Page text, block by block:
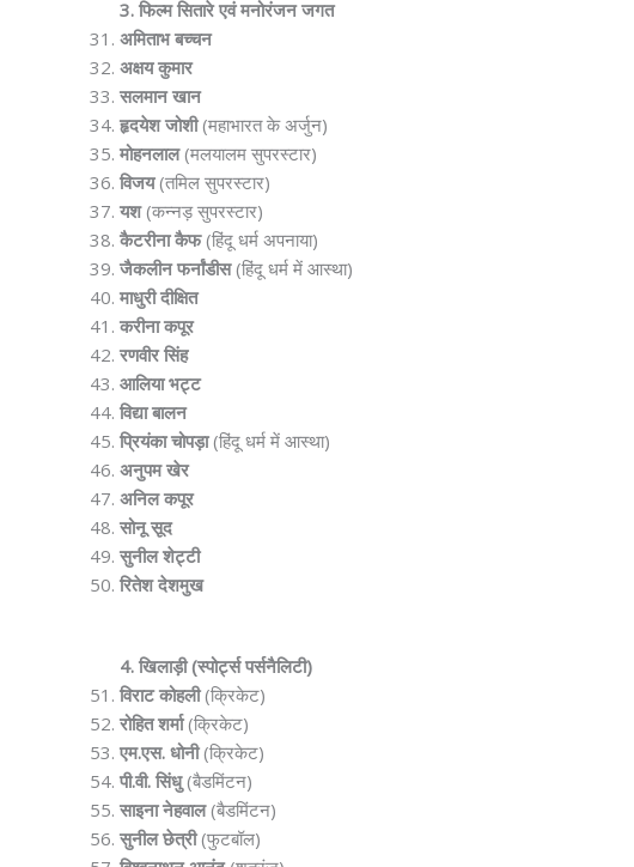
3. फिल्म सितारे एवं मनोरंजन जगत
अमिताभ बच्चन
अक्षय कुमार
सलमान खान
हृदयेश जोशी(महाभारत के अर्जुन)
मोहनलाल(मलयालम सुपरस्टार)
विजय(तमिल सुपरस्टार)
यश(कन्नड़ सुपरस्टार)
कैटरीना कैफ(हिंदू धर्म अपनाया)
जैकलीन फर्नांडीस(हिंदू धर्म में आस्था)
माधुरी दीक्षित
करीना कपूर
रणवीर सिंह
आलिया भट्ट
विद्या बालन
प्रियंका चोपड़ा(हिंदू धर्म में आस्था)
अनुपम खेर
अनिल कपूर
सोनू सूद
सुनील शेट्टी
रितेश देशमुख
4. खिलाड़ी (स्पोर्ट्स पर्सनैलिटी)
विराट कोहली(क्रिकेट)
रोहित शर्मा(क्रिकेट)
एम.एस. धोनी(क्रिकेट)
पी.वी. सिंधु(बैडमिंटन)
साइना नेहवाल(बैडमिंटन)
सुनील छेत्री(फुटबॉल)